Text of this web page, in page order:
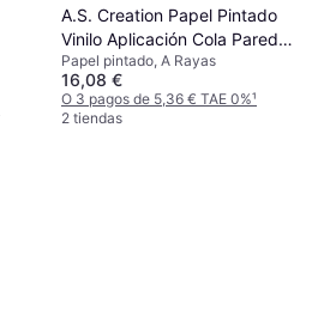
A.S. Creation Papel Pintado
Vinilo Aplicación Cola Pared
Geométrico 314031
Papel pintado, A Rayas
16,08 €
O 3 pagos de 5,36 € TAE 0%¹
2 tiendas